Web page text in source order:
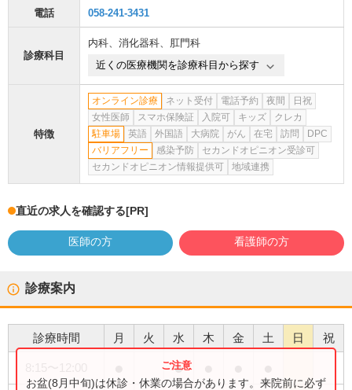
電話 058-241-3431
診療科目
内科、 消化器科、 肛門科
近くの医療機関を診療科目から探す
特徴
オンライン診療 ネット受付 電話予約 夜間
日祝
女性医師
スマホ保険証 入院可 キッズ
クレカ
駐車場
英語 外国語 大病院 がん 在宅 訪問
DPC
バリアフリー
感染予防
セカンドオピニオン受診可
セカンドオピニオン情報提供可
地域連携
直近の求人を確認する[PR]
医師の方 看護師の方
診療案内
診療時間 月 火 水 木 金 土 日 祝
●
お盆(8月中旬)は休診・休業の場合があります。来院前に必ず